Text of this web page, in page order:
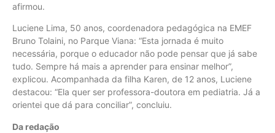
afirmou.
Luciene Lima, 50 anos, coordenadora pedagógica na EMEF
Bruno Tolaini, no Parque Viana: “Esta jornada é muito
necessária, porque o educador não pode pensar que já sabe
tudo. Sempre há mais a aprender para ensinar melhor”,
explicou. Acompanhada da filha Karen, de 12 anos, Luciene
destacou: “Ela quer ser professora-doutora em pediatria. Já a
orientei que dá para conciliar”, concluiu.
Da redação